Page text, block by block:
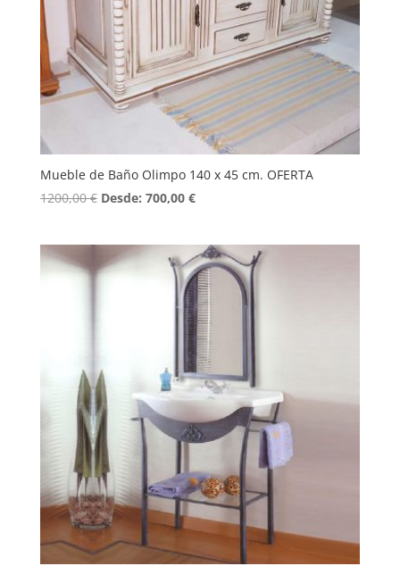
Mueble de Baño Olimpo 140 x 45 cm. OFERTA
1200,00€ Desde: 700,00 €